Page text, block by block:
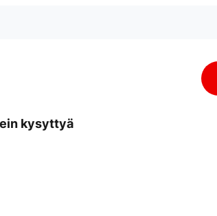
kysyttyä